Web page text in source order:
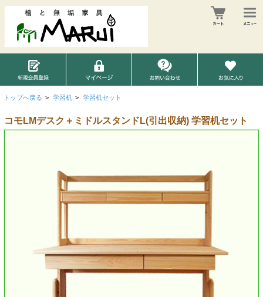
トップへ戻る > 学習机 > 学習机セット
コモLMデスク＋ミドルスタンドL(引出収納) 学習机セット